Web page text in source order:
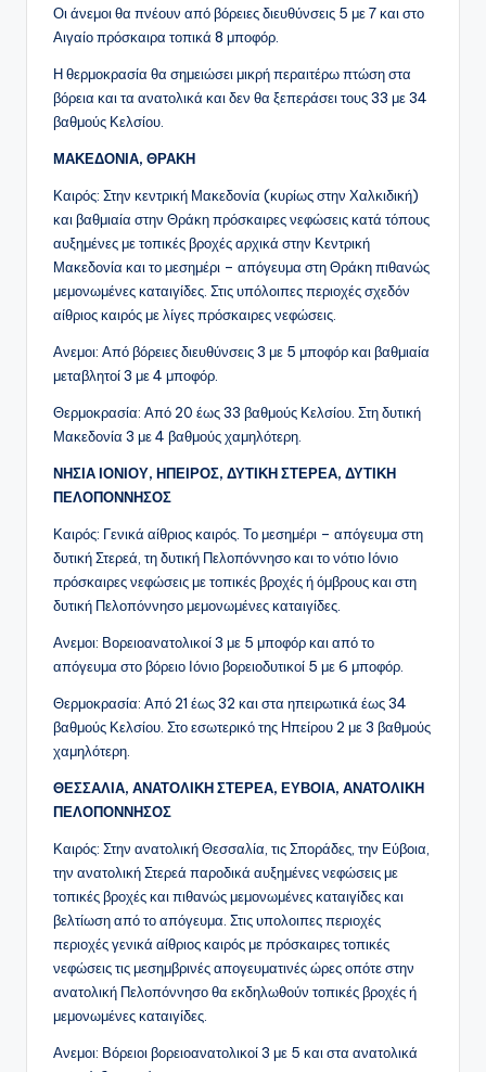
Οι άνεμοι θα πνέουν από βόρειες διευθύνσεις 5 με 7 και στο
Αιγαίο πρόσκαιρα τοπικά 8 μποφόρ.
Η θερμοκρασία θα σημειώσει μικρή περαιτέρω πτώση στα
βόρεια και τα ανατολικά και δεν θα ξεπεράσει τους 33 με 34
βαθμούς Κελσίου.
ΜΑΚΕΔΟΝΙΑ, ΘΡΑΚΗ
Καιρός: Στην κεντρική Μακεδονία (κυρίως στην Χαλκιδική)
και βαθμιαία στην Θράκη πρόσκαιρες νεφώσεις κατά τόπους
αυξημένες με τοπικές βροχές αρχικά στην Κεντρική
Μακεδονία και το μεσημέρι – απόγευμα στη Θράκη πιθανώς
μεμονωμένες καταιγίδες. Στις υπόλοιπες περιοχές σχεδόν
αίθριος καιρός με λίγες πρόσκαιρες νεφώσεις.
Ανεμοι: Από βόρειες διευθύνσεις 3 με 5 μποφόρ και βαθμιαία
μεταβλητοί 3 με 4 μποφόρ.
Θερμοκρασία: Από 20 έως 33 βαθμούς Κελσίου. Στη δυτική
Μακεδονία 3 με 4 βαθμούς χαμηλότερη.
ΝΗΣΙΑ ΙΟΝΙΟΥ, ΗΠΕΙΡΟΣ, ΔΥΤΙΚΗ ΣΤΕΡΕΑ, ΔΥΤΙΚΗ
ΠΕΛΟΠΟΝΝΗΣΟΣ
Καιρός: Γενικά αίθριος καιρός. Το μεσημέρι – απόγευμα στη
δυτική Στερεά, τη δυτική Πελοπόννησο και το νότιο Ιόνιο
πρόσκαιρες νεφώσεις με τοπικές βροχές ή όμβρους και στη
δυτική Πελοπόννησο μεμονωμένες καταιγίδες.
Ανεμοι: Βορειοανατολικοί 3 με 5 μποφόρ και από το
απόγευμα στο βόρειο Ιόνιο βορειοδυτικοί 5 με 6 μποφόρ.
Θερμοκρασία: Από 21 έως 32 και στα ηπειρωτικά έως 34
βαθμούς Κελσίου. Στο εσωτερικό της Ηπείρου 2 με 3 βαθμούς
χαμηλότερη.
ΘΕΣΣΑΛΙΑ, ΑΝΑΤΟΛΙΚΗ ΣΤΕΡΕΑ, ΕΥΒΟΙΑ, ΑΝΑΤΟΛΙΚΗ
ΠΕΛΟΠΟΝΝΗΣΟΣ
Καιρός: Στην ανατολική Θεσσαλία, τις Σποράδες, την Εύβοια,
την ανατολική Στερεά παροδικά αυξημένες νεφώσεις με
τοπικές βροχές και πιθανώς μεμονωμένες καταιγίδες και
βελτίωση από το απόγευμα. Στις υπολοιπες περιοχές
περιοχές γενικά αίθριος καιρός με πρόσκαιρες τοπικές
νεφώσεις τις μεσημβρινές απογευματινές ώρες οπότε στην
ανατολική Πελοπόννησο θα εκδηλωθούν τοπικές βροχές ή
μεμονωμένες καταιγίδες.
Ανεμοι: Βόρειοι βορειοανατολικοί 3 με 5 και στα ανατολικά